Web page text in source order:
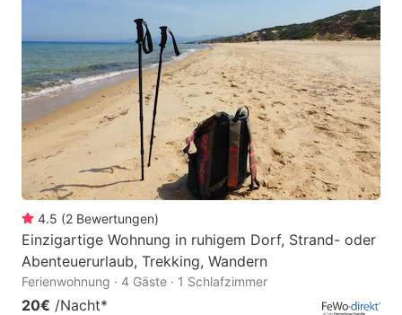
4.5 (2 Bewertungen)
Einzigartige Wohnung in ruhigem Dorf, Strand- oder
Abenteuerurlaub, Trekking, Wandern
Ferienwohnung · 4 Gäste · 1 Schlafzimmer
20€ /Nacht*